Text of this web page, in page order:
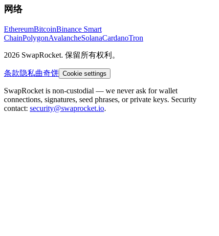
网络
EthereumBitcoinBinance Smart
ChainPolygonAvalancheSolanaCardanoTron
2026 SwapRocket. 保留所有权利。
条款隐私曲奇饼 Cookie settings
SwapRocket is non-custodial — we never ask for wallet
connections, signatures, seed phrases, or private keys. Security
contact: security@swaprocket.io.